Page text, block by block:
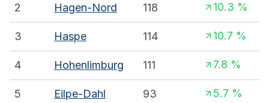
2 Hagen-Nord 118 10.3 %
3 Haspe 114 10.7 %
4 Hohenlimburg 111 7.8 %
5 Eilpe-Dahl 93 5.7 %